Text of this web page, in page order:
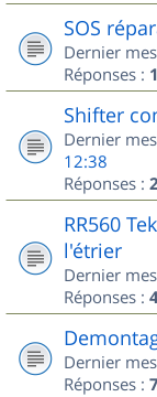
SOS
Dernier
Réponses : 1
Shifter
Dernier
12:38
Réponses : 2
RR560
l'étrier
Dernier
Réponses :
Dernier
Réponses : 7